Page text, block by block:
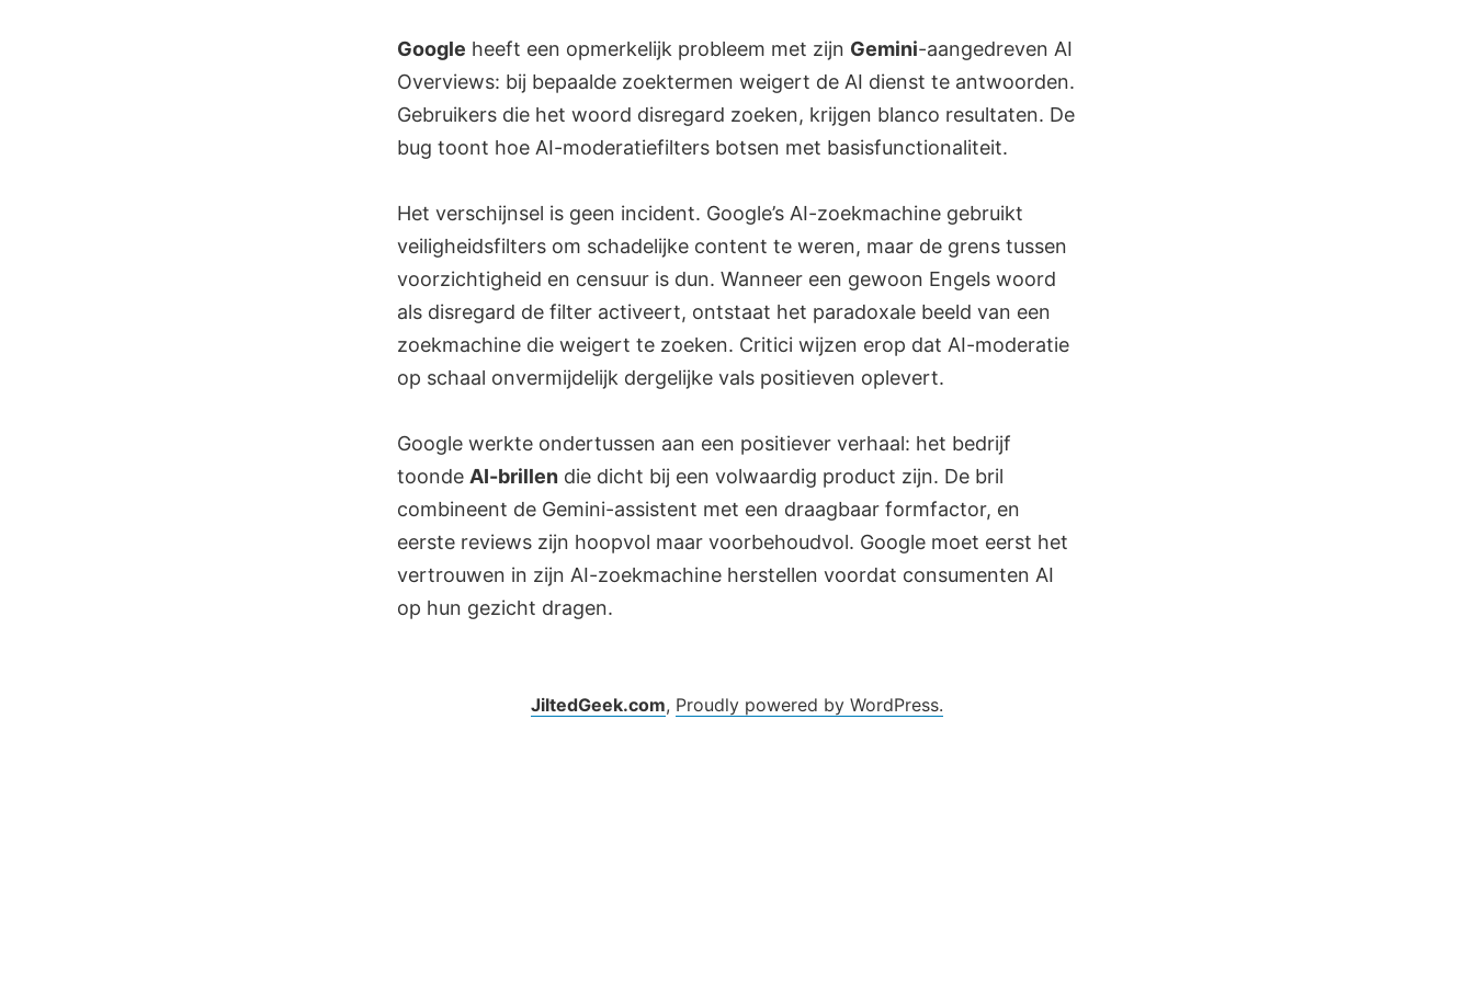
Google heeft een opmerkelijk probleem met zijn Gemini-aangedreven AI
Overviews: bij bepaalde zoektermen weigert de AI dienst te antwoorden.
Gebruikers die het woord disregard zoeken, krijgen blanco resultaten. De
bug toont hoe AI-moderatiefilters botsen met basisfunctionaliteit.
Het verschijnsel is geen incident. Google’s AI-zoekmachine gebruikt
veiligheidsfilters om schadelijke content te weren, maar de grens tussen
voorzichtigheid en censuur is dun. Wanneer een gewoon Engels woord
als disregard de filter activeert, ontstaat het paradoxale beeld van een
zoekmachine die weigert te zoeken. Critici wijzen erop dat AI-moderatie
op schaal onvermijdelijk dergelijke vals positieven oplevert.
Google werkte ondertussen aan een positiever verhaal: het bedrijf
toonde AI-brillen die dicht bij een volwaardig product zijn. De bril
combineent de Gemini-assistent met een draagbaar formfactor, en
eerste reviews zijn hoopvol maar voorbehoudvol. Google moet eerst het
vertrouwen in zijn AI-zoekmachine herstellen voordat consumenten AI
op hun gezicht dragen.
JiltedGeek.com, Proudly powered by WordPress.